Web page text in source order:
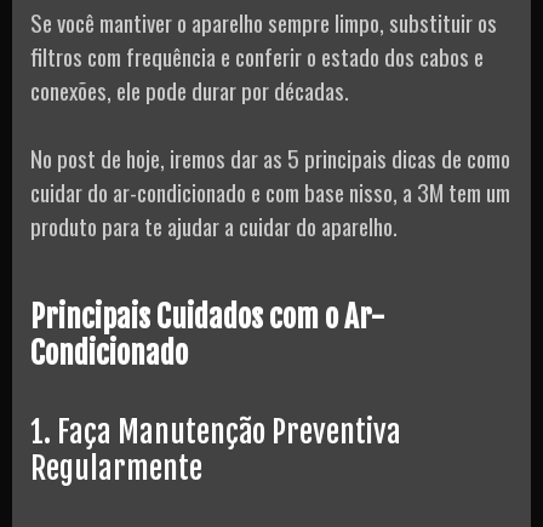
Se você mantiver o aparelho sempre limpo, substituir os
filtros com frequência e conferir o estado dos cabos e
conexões, ele pode durar por décadas.
No post de hoje, iremos dar as 5 principais dicas de como
cuidar do ar-condicionado e com base nisso, a 3M tem um
produto para te ajudar a cuidar do aparelho.
Principais Cuidados com o Ar-
Condicionado
1. Faça Manutenção Preventiva
Regularmente